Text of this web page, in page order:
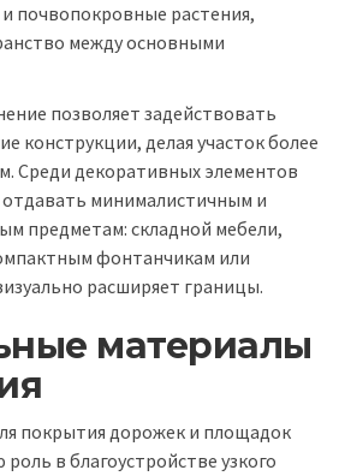
почвопокровные растения,
между основными
позволяет задействовать
конструкции, делая участок более
Среди декоративных элементов
минималистичным и
предметам: складной мебели,
фонтанчикам или
расширяет границы.
материалы
покрытия дорожек и площадок
в благоустройстве узкого